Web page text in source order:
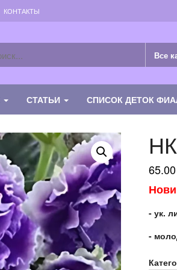
КОНТАКТЫ
СТАТЬИ СПИСОК ДЕТОК
65.00
- ук.
-